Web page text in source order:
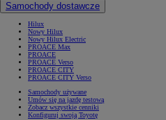
Samochody dostawcze
Hilux
Nowy Hilux
Nowy Hilux Electric
PROACE Max
PROACE
PROACE Verso
PROACE CITY
PROACE CITY Verso
Samochody używane
Umów się na jazdę testową
Zobacz wszystkie cenniki
Konfiguruj swoją Toyotę